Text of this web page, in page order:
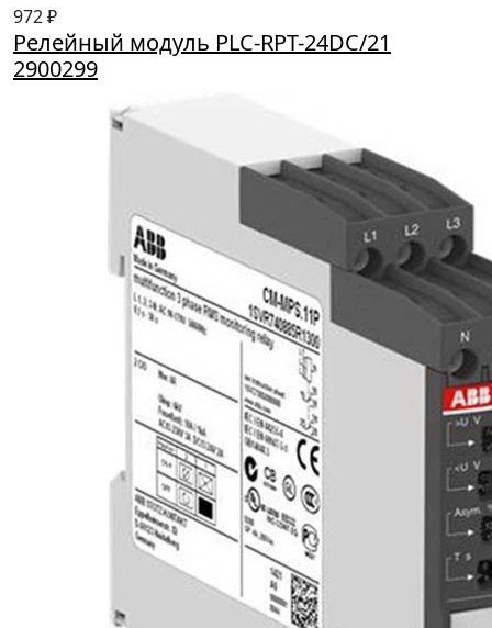
972 ₽
Релейный модуль PLC-RPT-24DC/21
2900299